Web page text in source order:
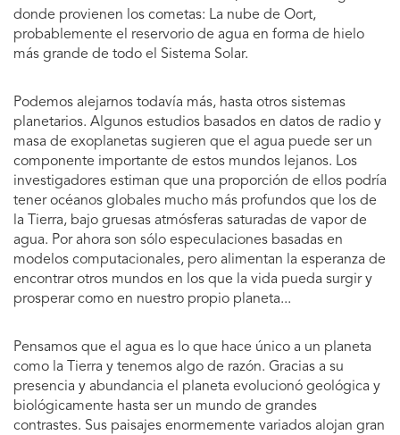
donde provienen los cometas: La nube de Oort,
probablemente el reservorio de agua en forma de hielo
más grande de todo el Sistema Solar.
Podemos alejarnos todavía más, hasta otros sistemas
planetarios. Algunos estudios basados en datos de radio y
masa de exoplanetas sugieren que el agua puede ser un
componente importante de estos mundos lejanos. Los
investigadores estiman que una proporción de ellos podría
tener océanos globales mucho más profundos que los de
la Tierra, bajo gruesas atmósferas saturadas de vapor de
agua. Por ahora son sólo especulaciones basadas en
modelos computacionales, pero alimentan la esperanza de
encontrar otros mundos en los que la vida pueda surgir y
prosperar como en nuestro propio planeta...
Pensamos que el agua es lo que hace único a un planeta
como la Tierra y tenemos algo de razón. Gracias a su
presencia y abundancia el planeta evolucionó geológica y
biológicamente hasta ser un mundo de grandes
contrastes. Sus paisajes enormemente variados alojan gran